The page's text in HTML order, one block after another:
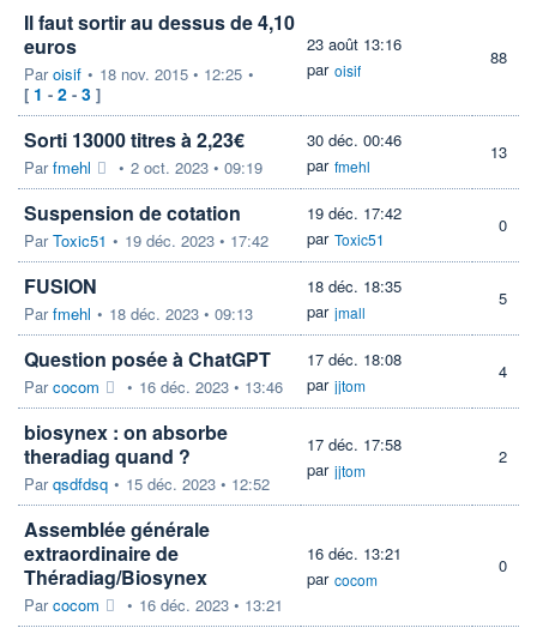
Il faut sortir au dessus de 4,10
euros
Paroisif • 18 nov. 2015 • 12:25 •
[ 1 - 2 - 3 ]
23 août 13:16
par oisif
88
Sorti 13000 titres à 2,23€
Parfmehl • 2 oct. 2023 • 09:19
30 déc. 00:46
par fmehl
13
Suspension de cotation
ParToxic51 • 19 déc. 2023 • 17:42
19 déc. 17:42
par Toxic51
0
FUSION
Parfmehl • 18 déc. 2023 • 09:13
18 déc. 18:35
par jmall
5
Question posée à ChatGPT
Parcocom • 16 déc. 2023 • 13:46
17 déc. 18:08
par jjtom
4
biosynex : on absorbe
theradiag quand ?
Parqsdfdsq • 15 déc. 2023 • 12:52
17 déc. 17:58
par jjtom
2
Assemblée générale
extraordinaire de
Théradiag/Biosynex
Parcocom • 16 déc. 2023 • 13:21
16 déc. 13:21
par cocom
0